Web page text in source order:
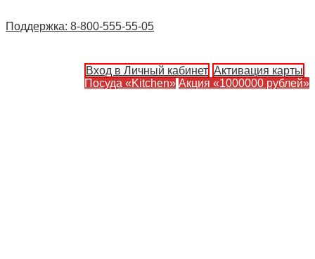
Поддержка: 8-800-555-55-05
Вход в Личный кабинет Активация карты
Посуда «Kitchen» Акция «1000000 рублей»